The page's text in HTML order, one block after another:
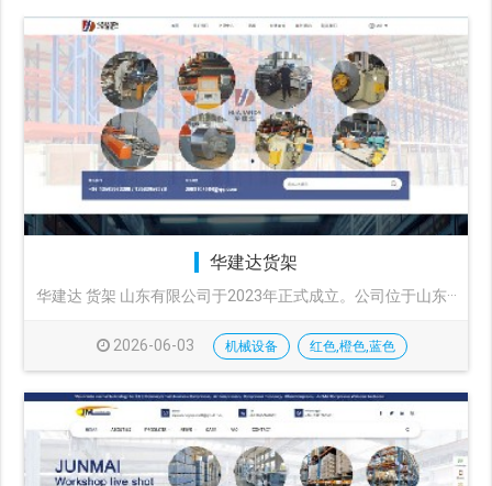
华建达货架
华建达 货架 山东有限公司于2023年正式成立。公司位于山东···
2026-06-03 机械设备 红色,橙色,蓝色